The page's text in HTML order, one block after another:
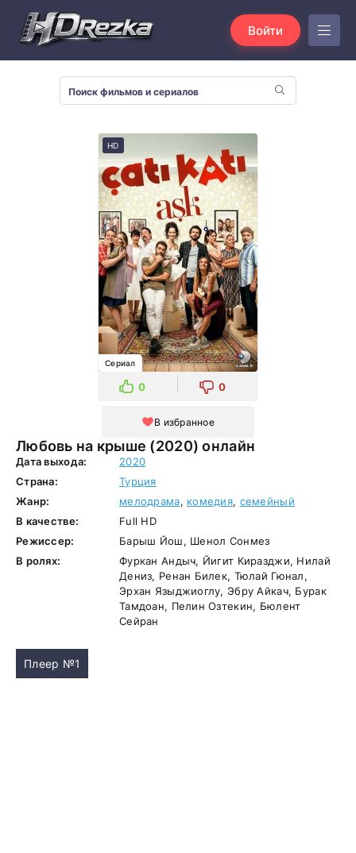
Войти
Любовь на крыше (2020) онлайн
HD
Сериал
0 0
В избранное
Дата выхода:
2020
Страна:
Турция
Жанр:
мелодрама, комедия, семейный
В качестве:
Full HD
Режиссер:
Барыш Йош, Шенол Сонмез
В ролях:
Фуркан Андыч, Йигит Киразджи, Нилай
Дениз, Ренан Билек, Тюлай Гюнал,
Эрхан Языджиоглу, Эбру Айкач, Бурак
Тамдоан, Пелин Озтекин, Бюлент
Сейран
Плеер №1